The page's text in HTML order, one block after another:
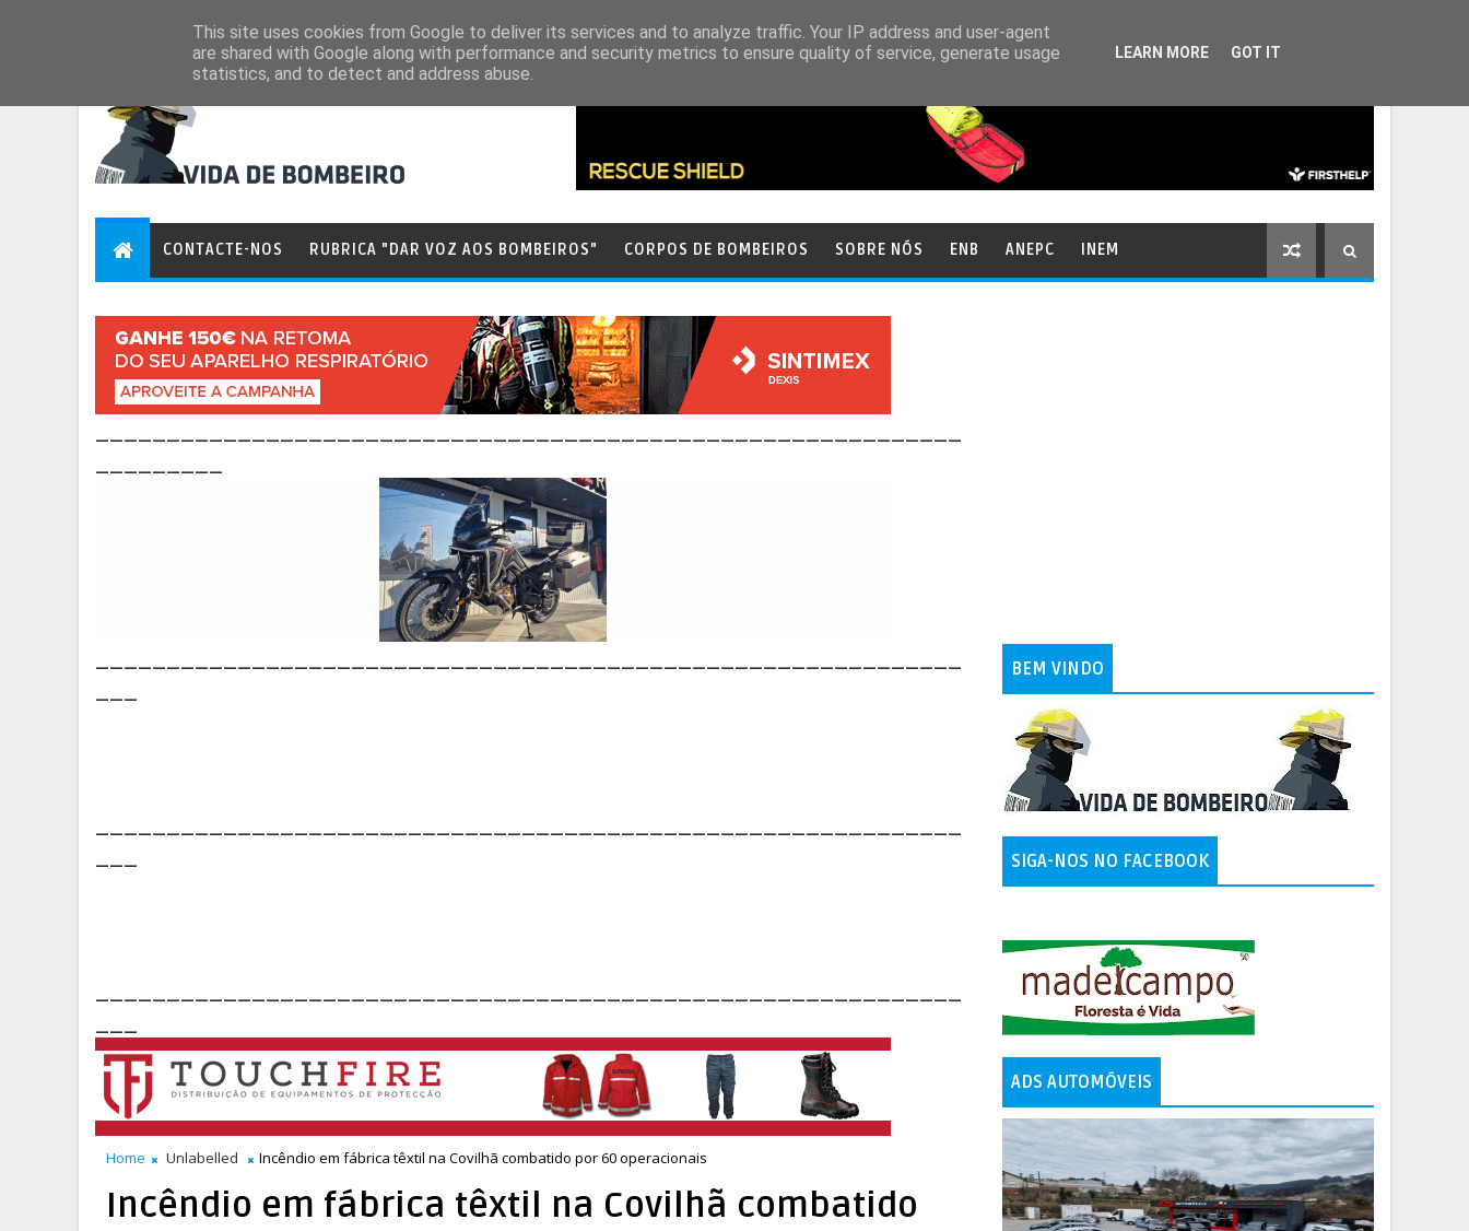
CONTACTE-NOS RUBRICA "DAR VOZ AOS BOMBEIROS" CORPOS DE BOMBEIROS SOBRE NÓS ENB ANEPC INEM
Home Unlabelled Incêndio em fábrica têxtil na Covilhã combatido por 60 operacionais
Incêndio em fábrica têxtil na Covilhã combatido
BEM VINDO
SIGA-NOS NO FACEBOOK
ADS AUTOMÓVEIS
This site uses cookies from Google to deliver its services and to analyze traffic. Your IP address and user-agent
are shared with Google along with performance and security metrics to ensure quality of service, generate usage
statistics, and to detect and address abuse.
LEARN MORE GOT IT